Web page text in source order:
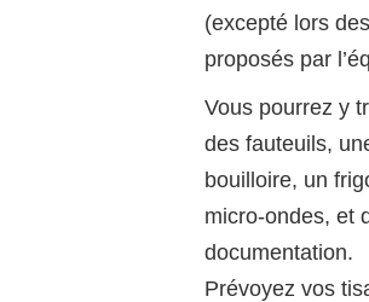
(excepté lors
proposés par
Vous pourrez y
des fauteuils,
bouilloire, un
micro-ondes, et
documentation.
Prévoyez vos